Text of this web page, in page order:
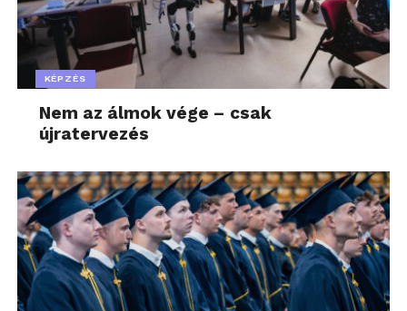
KÉPZÉS
Nem az álmok vége – csak
újratervezés